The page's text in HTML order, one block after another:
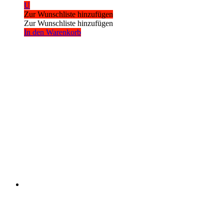
U
Zur Wunschliste hinzufügen
Zur Wunschliste hinzufügen
In den Warenkorb